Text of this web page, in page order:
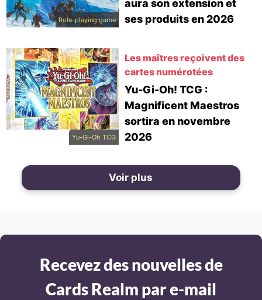
Role-playing game
aura son extension et
ses produits en 2026
Yu-Gi-Oh TCG
Les maîtres reçoivent des
cartes numérotées
Yu-Gi-Oh! TCG :
Magnificent Maestros
sortira en novembre
2026
Voir plus
Recevez des nouvelles de
Cards Realm par e-mail